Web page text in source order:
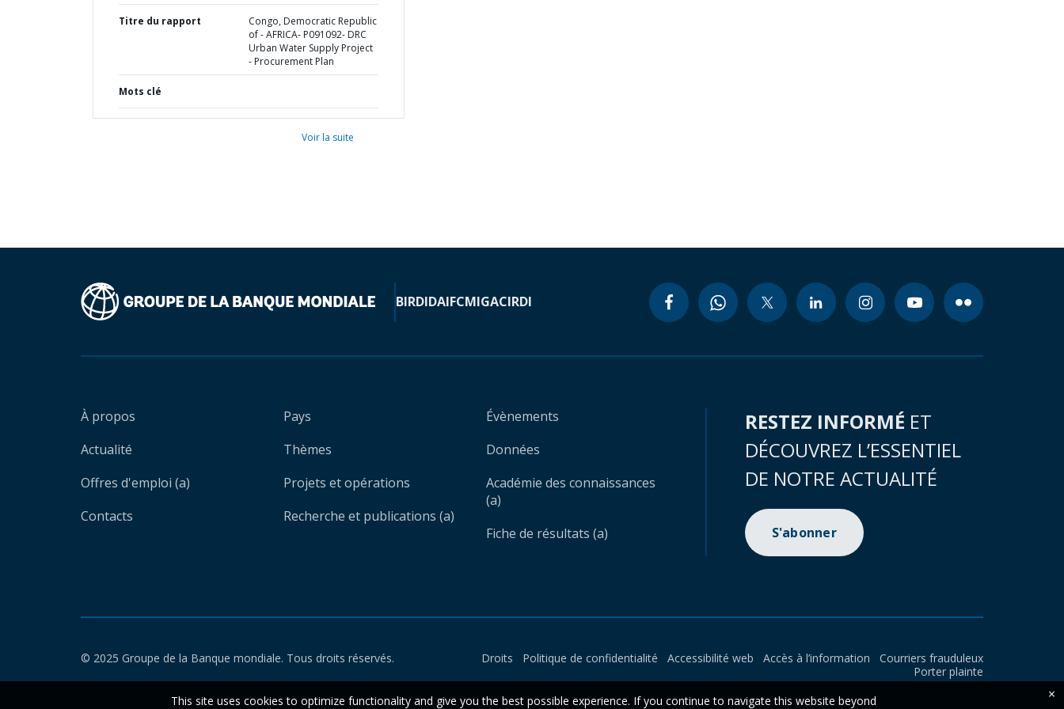
Titre du rapport
Congo, Democratic Republic
of - AFRICA- P091092- DRC
Urban Water Supply Project
- Procurement Plan
Mots clé
Voir la suite
BIRDIDAIFCMIGACIRDI
À propos
Actualité
Offres d'emploi (a)
Contacts
Pays
Thèmes
Projets et opérations
Recherche et publications (a)
Évènements
Données
Académie des connaissances
(a)
Fiche de résultats (a)
RESTEZ INFORMÉ ET
DÉCOUVREZ L’ESSENTIEL
DE NOTRE ACTUALITÉ
S'abonner
© 2025 Groupe de la Banque mondiale. Tous droits réservés. Droits Politique de confidentialité Accessibilité web Accès à l’information
Courriers frauduleux
Porter plainte
This site uses cookies to optimize functionality and give you the best possible experience. If you continue to navigate this website beyond
×